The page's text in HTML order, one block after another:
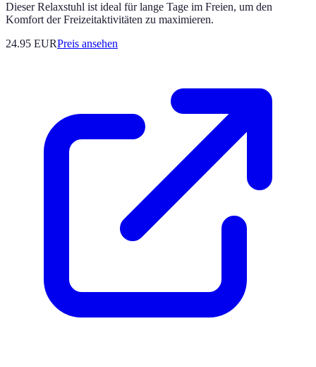
Dieser Relaxstuhl ist ideal für lange Tage im Freien, um den
Komfort der Freizeitaktivitäten zu maximieren.
24.95 EURPreis ansehen